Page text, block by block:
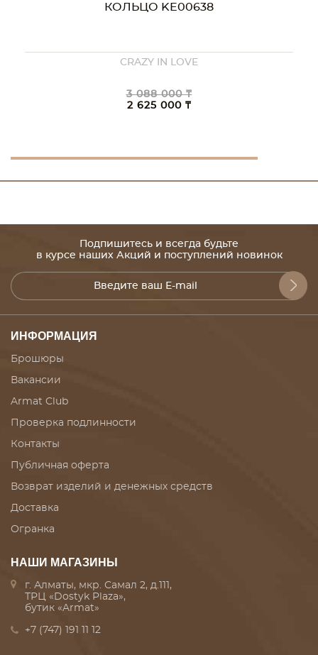
КОЛЬЦО KE00638
CRAZY IN LOVE
3 088 000 ₸
2 625 000 ₸
Подпишитесь и всегда будьте
в курсе наших Акций и поступлений новинок
ИНФОРМАЦИЯ
Брошюры
Вакансии
Armat Club
Проверка подлинности
Контакты
Публичная оферта
Возврат изделий и денежных средств
Доставка
Огранка
НАШИ МАГАЗИНЫ
г. Алматы, мкр. Самал 2, д.111,
ТРЦ «Dostyk Plaza»,
бутик «Armat»
+7 (747) 191 11 12